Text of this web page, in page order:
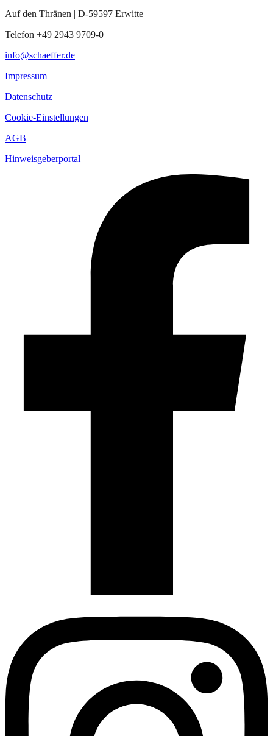
Auf den Thränen | D-59597 Erwitte
Telefon +49 2943 9709-0
info@schaeffer.de
Impressum
Datenschutz
Cookie-Einstellungen
AGB
Hinweisgeberportal